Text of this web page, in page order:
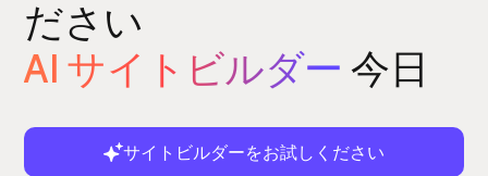
ださい
AI サイトビルダー 今日
サイトビルダーをお試しください